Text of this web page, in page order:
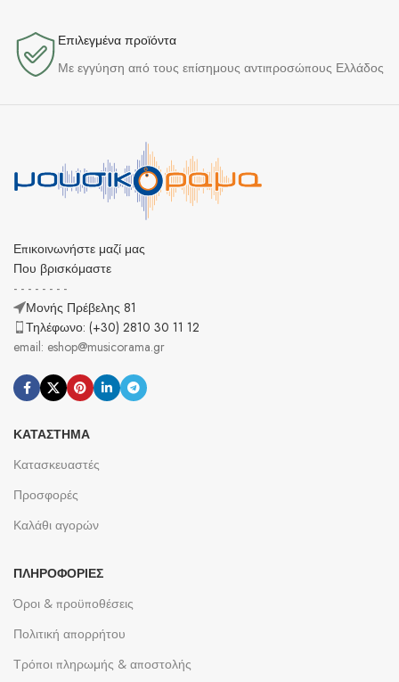
Επιλεγμένα προϊόντα​
Με εγγύηση από τους επίσημους αντιπροσώπους Ελλάδος
Επικοινωνήστε μαζί μας
Που βρισκόμαστε
- - - - - - - -
Μονής Πρέβελης 81
Τηλέφωνο: (+30) 2810 30 11 12
email: eshop@musicorama.gr
ΚΑΤΆΣΤΗΜΑ
Κατασκευαστές
Προσφορές
Καλάθι αγορών
ΠΛΗΡΟΦΟΡΊΕΣ
Όροι & προϋποθέσεις
Πολιτική απορρήτου
Τρόποι πληρωμής & αποστολής